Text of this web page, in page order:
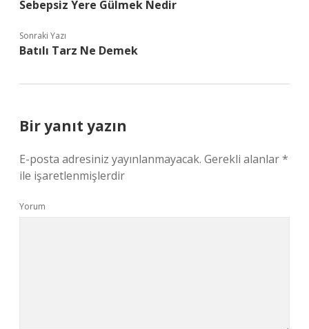
Sebepsiz Yere Gülmek Nedir
Sonraki Yazı
Batılı Tarz Ne Demek
Bir yanıt yazın
E-posta adresiniz yayınlanmayacak. Gerekli alanlar*
ile işaretlenmişlerdir
Yorum